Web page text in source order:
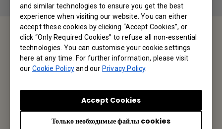
and similar technologies to ensure you get the best
experience when visiting our website. You can either
accept these cookies by clicking “Accept Cookies”, or
click “Only Required Cookies” to refuse all non-essential
technologies. You can customise your cookie settings
here at any time. For further information, please visit
our Cookie Policyand ourPrivacy Policy.
Только необходимые файлы cookies
Accept Cookies
Служба поддержки
Мы будем рады Вам помочь.
Свяжитесь с нами